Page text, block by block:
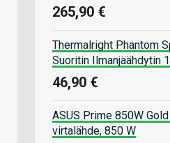
265,90 €
Thermalright Phantom
Suoritin Ilmanjäähdytin
46,90 €
ASUS Prime 850W
virtalähde, 850 W